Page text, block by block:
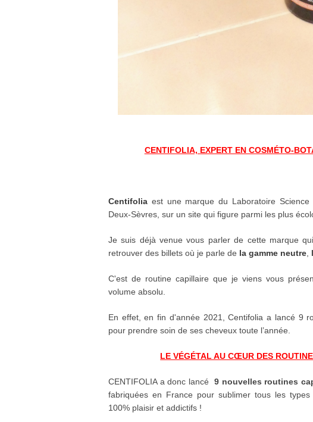
CENTIFOLIA, EXPERT EN COSMÉTO-
Centifolia est une marque du Laboratoire
Deux-Sèvres, sur un site qui figure parmi les plus
Je suis déjà venue vous parler de cette marque
retrouver des billets où je parle de la gamme neutre
C'est de routine capillaire que je viens vous
volume absolu.
En effet, en fin d'année 2021, Centifolia a lancé 9
pour prendre soin de ses cheveux toute l’année.
LE VÉGÉTAL AU CŒUR DES
CENTIFOLIA a donc lancé 9 nouvelles routines
fabriquées en France pour sublimer tous les
100% plaisir et addictifs !